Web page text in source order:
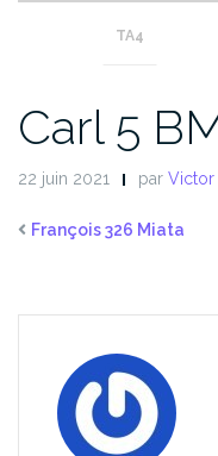
TA4
Carl 5
22 juin 2021 par Victor
François 326 Miata